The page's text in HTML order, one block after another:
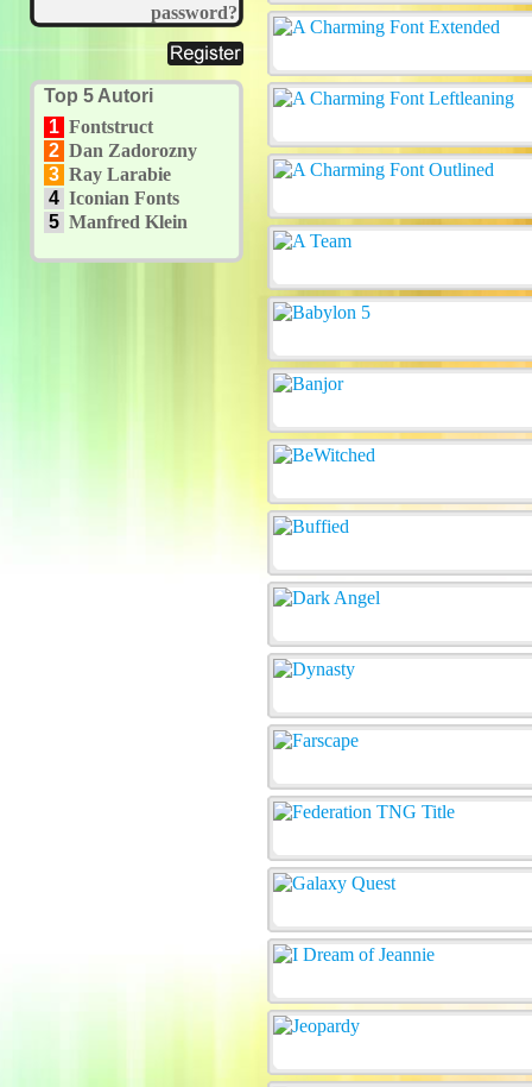
password?
Top 5 Autori
1 Fontstruct
2 Dan Zadorozny
3 Ray Larabie
4 Iconian Fonts
5 Manfred Klein